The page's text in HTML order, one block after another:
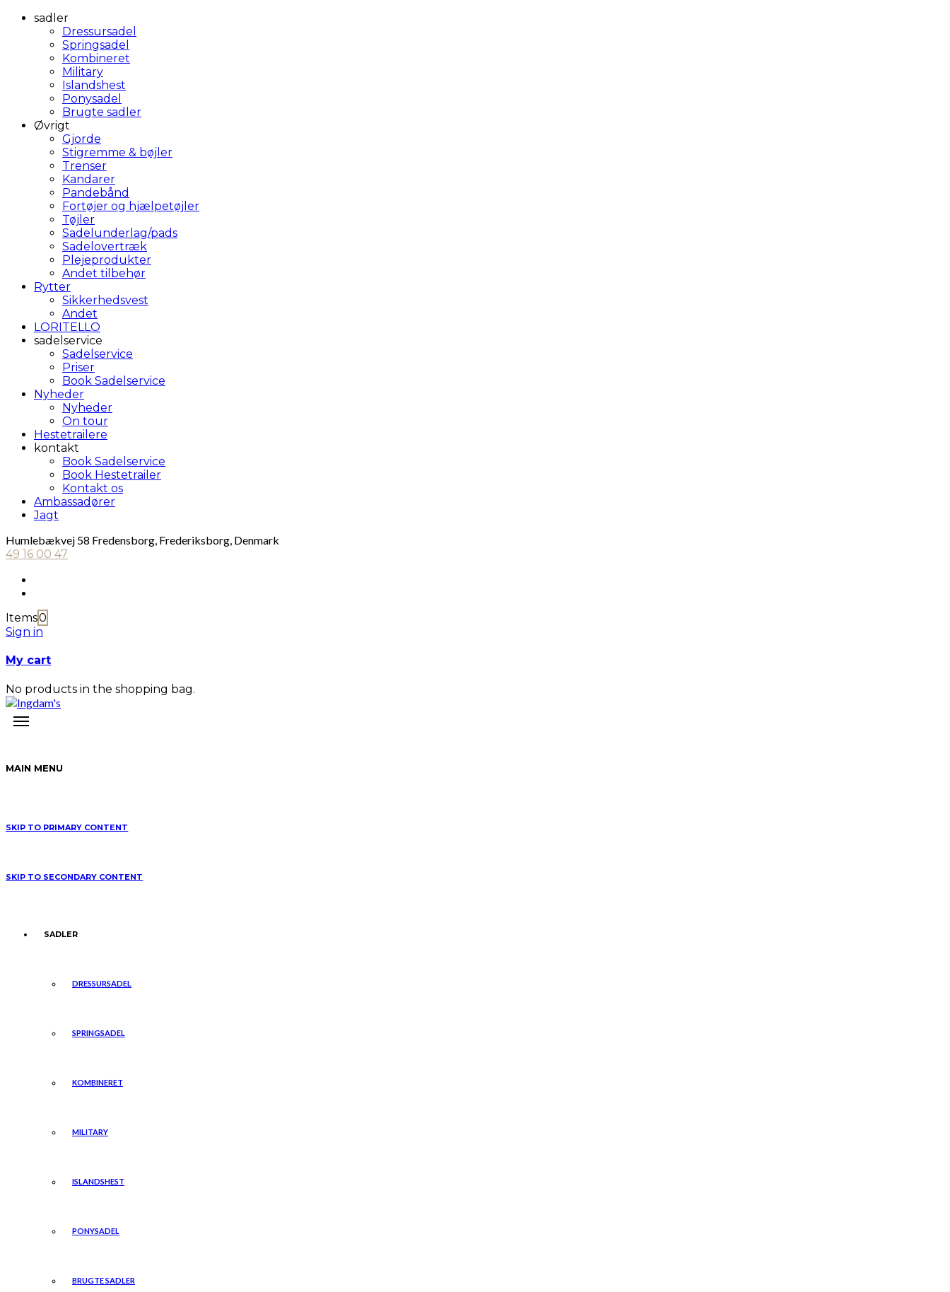
sadler
Dressursadel
Springsadel
Kombineret
Military
Islandshest
Ponysadel
Brugte sadler
Øvrigt
Gjorde
Stigremme & bøjler
Trenser
Kandarer
Pandebånd
Fortøjer og hjælpetøjler
Tøjler
Sadelunderlag/pads
Sadelovertræk
Plejeprodukter
Andet tilbehør
Rytter
Sikkerhedsvest
Andet
LORITELLO
sadelservice
Sadelservice
Priser
Book Sadelservice
Nyheder
Nyheder
On tour
Hestetrailere
kontakt
Book Sadelservice
Book Hestetrailer
Kontakt os
Ambassadører
Jagt
Humlebækvej 58 Fredensborg, Frederiksborg, Denmark
49 16 00 47
Items0
Sign in
My cart
No products in the shopping bag.
MAIN MENU
SKIP TO PRIMARY CONTENT
SKIP TO SECONDARY CONTENT
SADLER
DRESSURSADEL
SPRINGSADEL
KOMBINERET
MILITARY
ISLANDSHEST
PONYSADEL
BRUGTE SADLER